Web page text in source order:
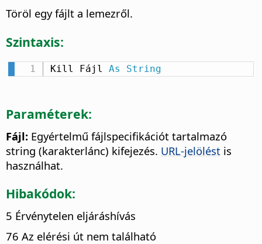
Töröl egy fájlt a lemezről.
Szintaxis:
Kill Fájl As String
Paraméterek:
Fájl: Egyértelmű fájlspecifikációt tartalmazó
string (karakterlánc) kifejezés. URL-jelölést is
használhat.
Hibakódok:
5 Érvénytelen eljáráshívás
76 Az elérési út nem található